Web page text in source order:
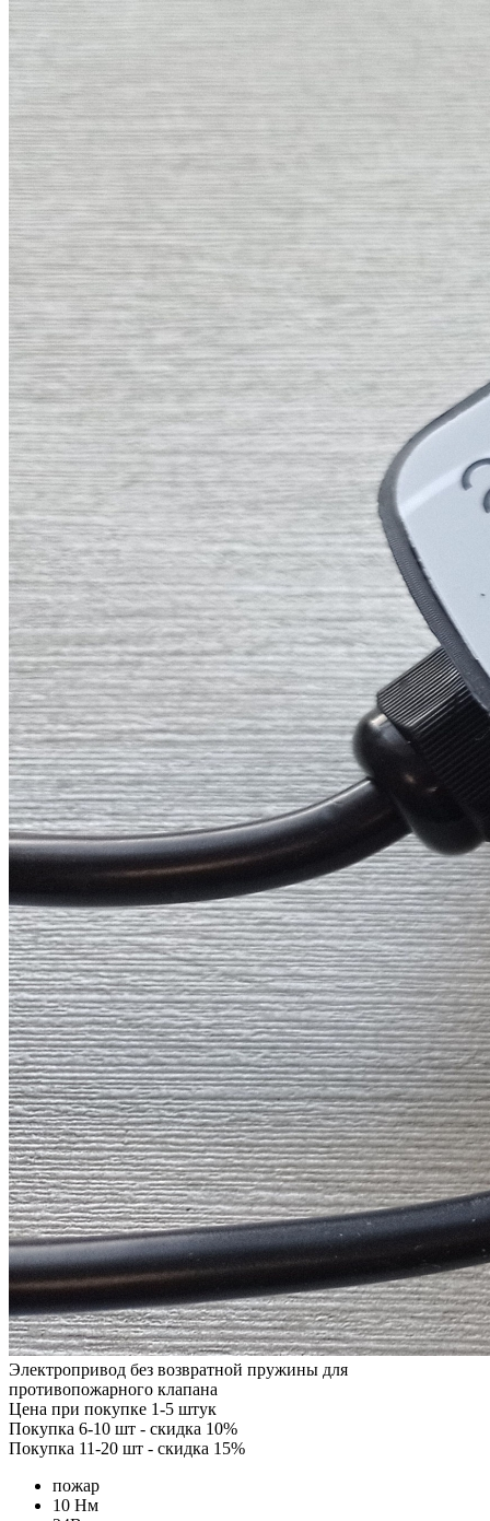
Электропривод без возвратной пружины для
противопожарного клапана
Цена при покупке 1-5 штук
Покупка 6-10 шт - скидка 10%
Покупка 11-20 шт - скидка 15%
пожар
10 Нм